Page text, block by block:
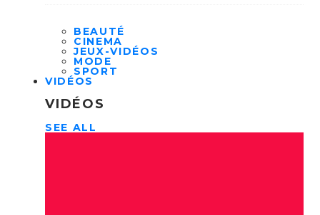
BEAUTÉ
CINEMA
JEUX-VIDÉOS
MODE
SPORT
VIDÉOS
VIDÉOS
SEE ALL